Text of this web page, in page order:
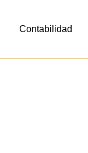
Contabilidad